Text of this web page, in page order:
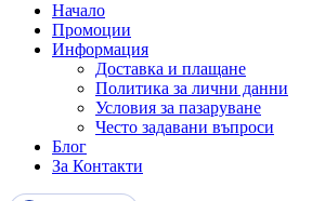
Начало
Промоции
Информация
Доставка и плащане
Политика за лични данни
Условия за пазаруване
Често задавани въпроси
Блог
За Контакти